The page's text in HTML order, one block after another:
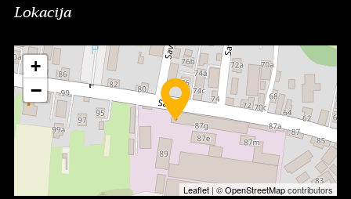
Lokacija
+
−
Leaflet | ©OpenStreetMapcontributors